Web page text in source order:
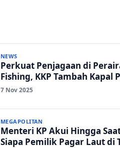
NEWS
Perkuat Penjagaan di
Fishing, KKP Tambah Kapal
7 Nov 2025
MEGAPOLITAN
Menteri KP Akui Hingga
Siapa Pemilik Pagar Laut di